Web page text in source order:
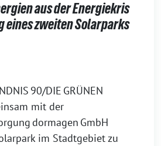
aus der Energiekris
eines zweiten Solarparks
90/DIE GRÜNEN
mit der
dormagen GmbH
im Stadtgebiet zu